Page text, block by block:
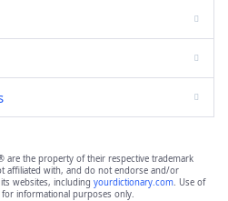
are the property of their respective trademark
affiliated with, and do not endorse and/or
websites, including yourdictionary.com. Use of
for informational purposes only.